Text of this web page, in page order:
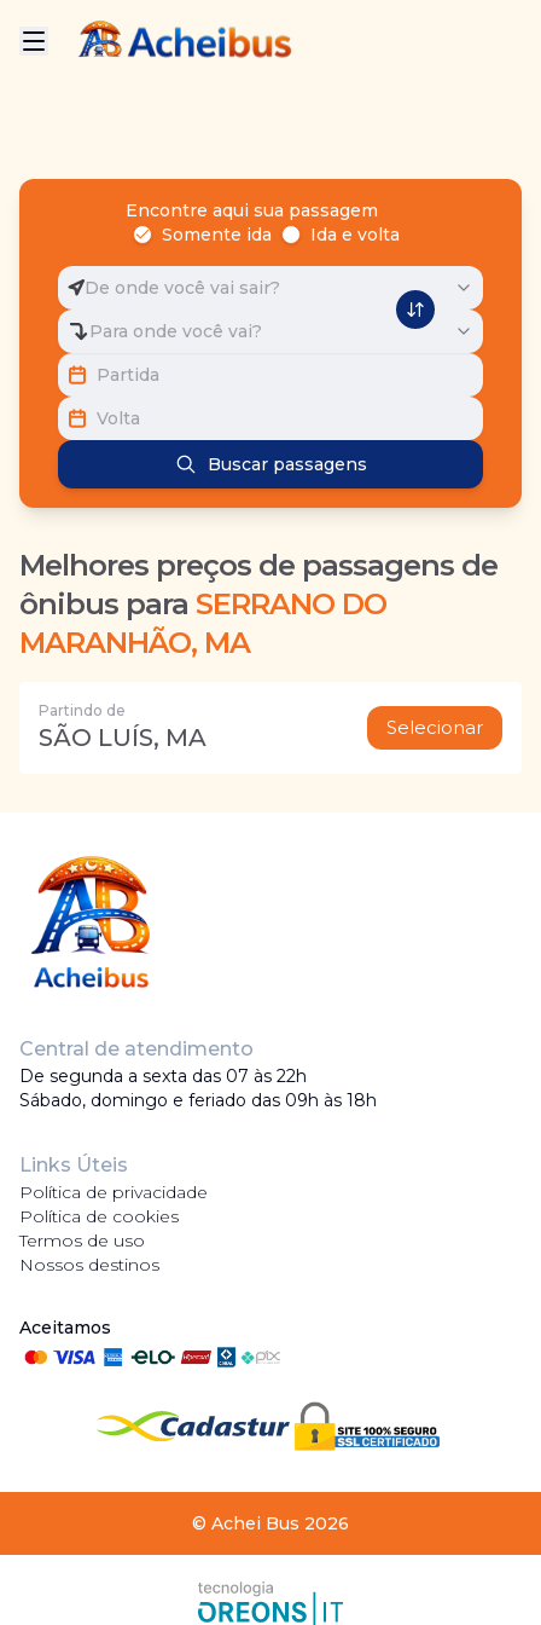
Encontre aqui sua passagem
Somente ida
Ida e volta
De onde você vai sair?
Para onde você vai?
Partida
Volta
Buscar passagens
Melhores preços de passagens de
ônibus para SERRANO DO
MARANHÃO, MA
Partindo de
SÃO LUÍS, MA Selecionar
Central de atendimento
De segunda a sexta das 07 às 22h
Sábado, domingo e feriado das 09h às 18h
Links Úteis
Política de privacidade
Política de cookies
Termos de uso
Nossos destinos
Aceitamos
© Achei Bus 2026